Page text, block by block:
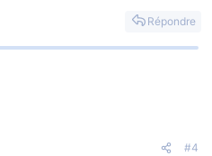
Répondre
#4